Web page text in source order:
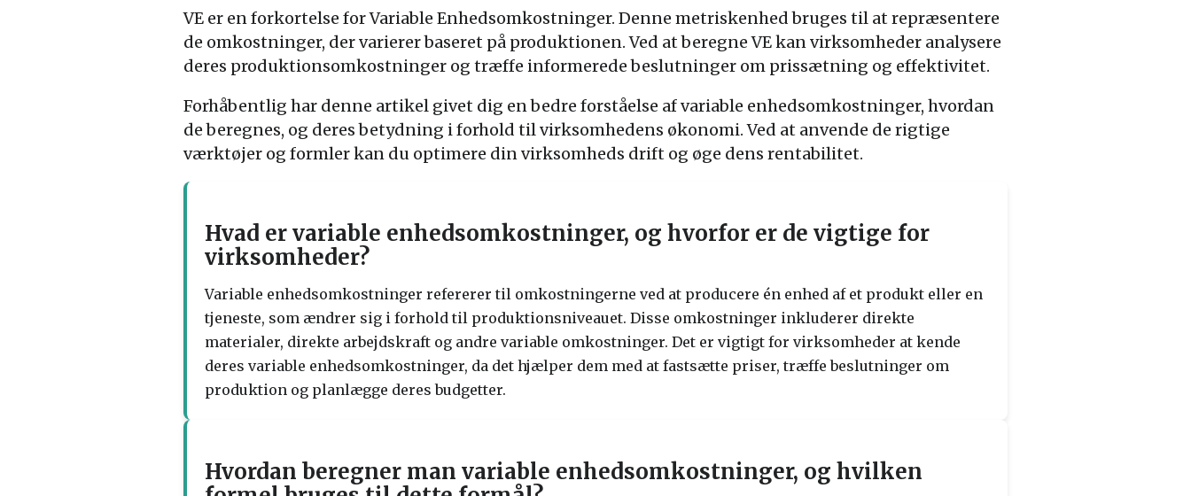
VE er en forkortelse for Variable Enhedsomkostninger. Denne metriskenhed bruges til at repræsentere
de omkostninger, der varierer baseret på produktionen. Ved at beregne VE kan virksomheder analysere
deres produktionsomkostninger og træffe informerede beslutninger om prissætning og effektivitet.
Forhåbentlig har denne artikel givet dig en bedre forståelse af variable enhedsomkostninger, hvordan
de beregnes, og deres betydning i forhold til virksomhedens økonomi. Ved at anvende de rigtige
værktøjer og formler kan du optimere din virksomheds drift og øge dens rentabilitet.
Hvad er variable enhedsomkostninger, og hvorfor er de vigtige for
virksomheder?
Variable enhedsomkostninger refererer til omkostningerne ved at producere én enhed af et produkt eller en
tjeneste, som ændrer sig i forhold til produktionsniveauet. Disse omkostninger inkluderer direkte
materialer, direkte arbejdskraft og andre variable omkostninger. Det er vigtigt for virksomheder at kende
deres variable enhedsomkostninger, da det hjælper dem med at fastsætte priser, træffe beslutninger om
produktion og planlægge deres budgetter.
Hvordan beregner man variable enhedsomkostninger, og hvilken